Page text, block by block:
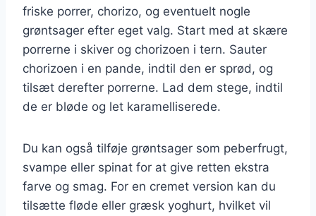
friske porrer, chorizo, og eventuelt nogle
grøntsager efter eget valg. Start med at skære
porrerne i skiver og chorizoen i tern. Sauter
chorizoen i en pande, indtil den er sprød, og
tilsæt derefter porrerne. Lad dem stege, indtil
de er bløde og let karamelliserede.
Du kan også tilføje grøntsager som peberfrugt,
svampe eller spinat for at give retten ekstra
farve og smag. For en cremet version kan du
tilsætte fløde eller græsk yoghurt, hvilket vil